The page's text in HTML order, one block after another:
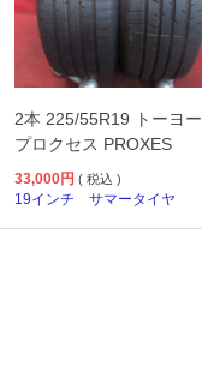
2本 225/55R19 トーヨー
プロクセス PROXES
33,000円 ( 税込 )
19インチ サマータイヤ